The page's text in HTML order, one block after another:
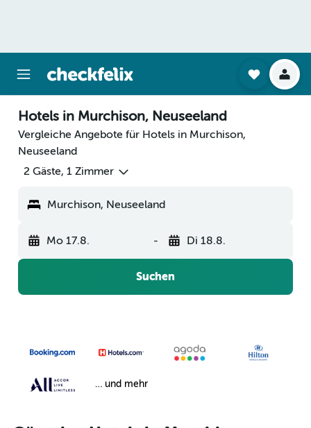
Hotels in Murchison, Neuseeland
Vergleiche Angebote für Hotels in Murchison,
Neuseeland
2 Gäste, 1 Zimmer
Murchison, Neuseeland
Mo 17.8. - Di 18.8.
Suchen
… und mehr